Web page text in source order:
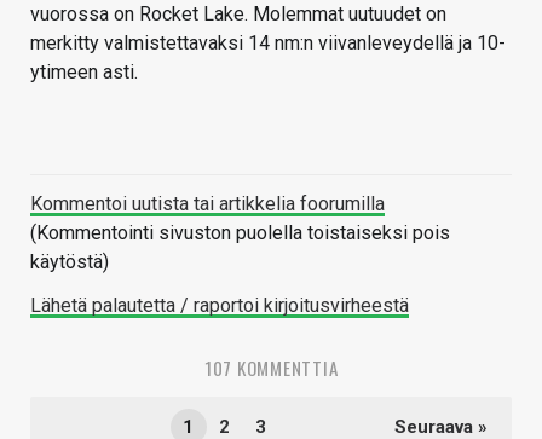
vuorossa on Rocket Lake. Molemmat uutuudet on
merkitty valmistettavaksi 14 nm:n viivanleveydellä ja 10-
ytimeen asti.
Kommentoi uutista tai artikkelia foorumilla
(Kommentointi sivuston puolella toistaiseksi pois
käytöstä)
Lähetä palautetta / raportoi kirjoitusvirheestä
107 KOMMENTTIA
1 2 3 Seuraava »